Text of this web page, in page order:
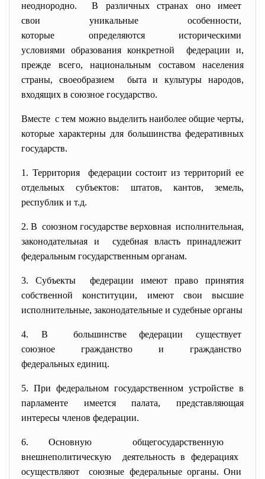
неоднородно. В различных странах оно имеет
свои уникальные особенности,
которые определяются историческими
условиями образования конкретной федерации и,
прежде всего, национальным составом населения
страны, своеобразием быта и культуры народов,
входящих в союзное государство.
Вместе с тем можно выделить наиболее общие черты,
которые характерны для большинства федеративных
государств.
1. Территория федерации состоит из территорий ее
отдельных субъектов: штатов, кантов, земель,
республик и т.д.
2. В союзном государстве верховная исполнительная,
законодательная и судебная власть принадлежит
федеральным государственным органам.
3. Субъекты федерации имеют право принятия
собственной конституции, имеют свои высшие
исполнительные, законодательные и судебные органы
4. В большинстве федерации существует
союзное гражданство и гражданство
федеральных единиц.
5. При федеральном государственном устройстве в
парламенте имеется палата, представляющая
интересы членов федерации.
6. Основную общегосударственную
внешнеполитическую деятельность в федерациях
осуществляют союзные федеральные органы. Они